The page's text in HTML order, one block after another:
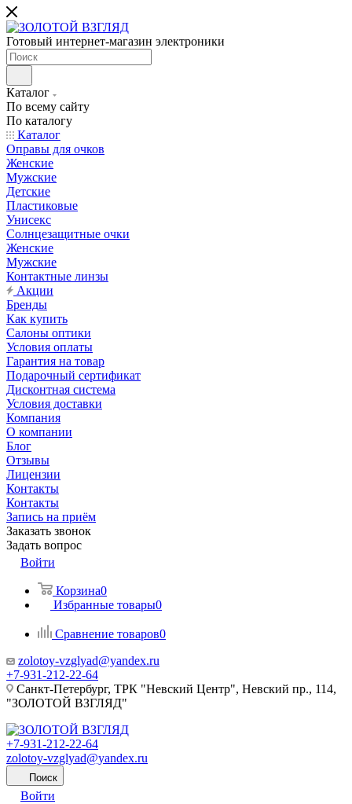
Готовый интернет-магазин электроники
Каталог
По всему сайту
По каталогу
Каталог
Оправы для очков
Женские
Мужские
Детские
Пластиковые
Унисекс
Солнцезащитные очки
Женские
Мужские
Контактные линзы
Акции
Бренды
Как купить
Салоны оптики
Условия оплаты
Гарантия на товар
Подарочный сертификат
Дисконтная система
Условия доставки
Компания
О компании
Блог
Отзывы
Лицензии
Контакты
Контакты
Запись на приём
Заказать звонок
Задать вопрос
Войти
Корзина0
Избранные товары0
Сравнение товаров0
zolotoy-vzglyad@yandex.ru
+7-931-212-22-64
Санкт-Петербург, ТРК "Невский Центр", Невский пр., 114,
"ЗОЛОТОЙ ВЗГЛЯД"
+7-931-212-22-64
zolotoy-vzglyad@yandex.ru
Поиск
Войти